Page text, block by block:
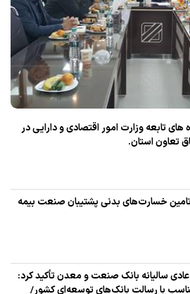
تابعه وزارت امور اقتصادی و دارایی در
تعاون استان.
خسارت‌های بدنی پشتیبان صنعت بیمه
سالیانه بانك صنعت و معدن تأكید كرد:
با رسالت بانك‌های توسعه‌ای كشور/